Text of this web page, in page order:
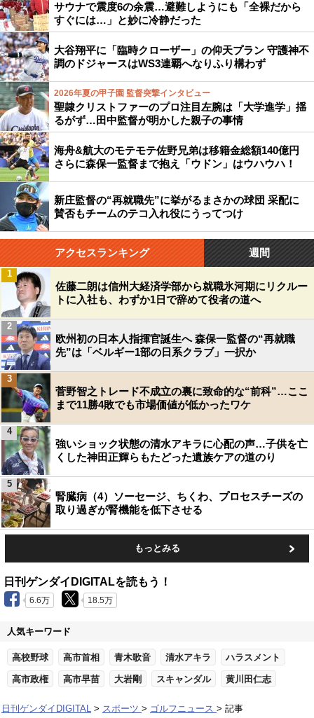
サウナで震度6の余震…避難しようにも「全裸だから
すぐには…」と妙に冷静だった
大谷翔平に「臨時クローザー」の仰天プラン 守護神不
調のドジャースはWS3連覇へなりふり構わず
2026年夏の甲子園 監督突撃インタビュー
聖隷クリストファーのプロ注目左腕は「大学進学」揺
るがず…田中監督が明かした親子の事情
海舟&航大のモテモテ佐野兄弟は移籍金総額140億円
さらに森保一監督まで抱え「ウドン」はウハウハ！
新庄監督の“再就職先”に挙がるまさかの球団 采配に
賛否もチームのテコ入れ役にうってつけ
アクセスランキング 週間
佐藤二朗は信州大経済学部から就職氷河期にリクルー
トに入社も、わずか1日で辞めて役者の道へ
1
欧州初の日本人指揮官誕生へ 森保一監督の“再就職
先”は「ベルギー1部の日系クラブ」一択か
2
菅野智之トレード不成立の裏に致命的な“前科”…ここ
まで11勝4敗でも市場価値が低かったワケ
3
強いショック状態の清水アキラに心配の声…子供を亡
くした神田正輝らもたどった遺族ケアの道のり
4
腎臓病（4）ソーセージ、ちくわ、プロセスチーズの
取り過ぎが腎機能を低下させる
5
もっとみる
日刊ゲンダイDIGITALを読もう！
6.6万 18.5万
人気キーワード
高校野球 高市首相 青木歌音 清水アキラ ハラスメント
高市政権 高市早苗 大岩剛 スキャンダル 黄川田仁志
日刊ゲンダイDIGITAL スポーツ ゴルフニュース 記事